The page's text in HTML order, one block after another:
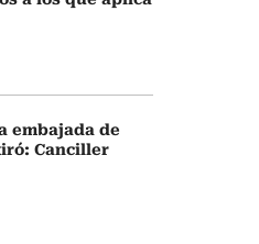
embajada de
Canciller